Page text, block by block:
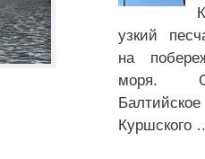
узкий
на
моря.
Куршского